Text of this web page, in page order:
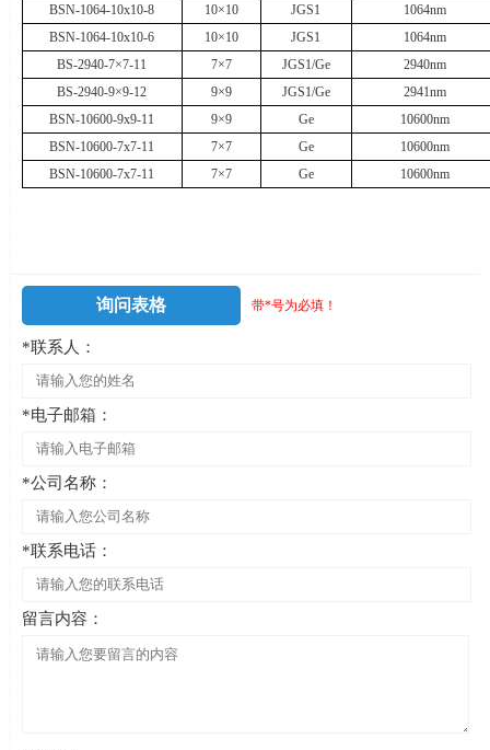
BSN-1064-10x10-8
10×10 JGS1
1064nm
BSN-1064-10x10-6
10×10 JGS1
1064nm
BS-2940-7×7-11
7×7 JGS1/Ge
2940nm
BS-2940-9×9-12
9×9 JGS1/Ge
2941nm
BSN-10600-9x9-11
9×9 Ge
10600nm
BSN-10600-7x7-11
7×7 Ge
10600nm
BSN-10600-7x7-11
7×7 Ge 10600nm
询问表格 带*号为必填！
*联系人：
*电子邮箱：
*公司名称：
*联系电话：
留言内容：